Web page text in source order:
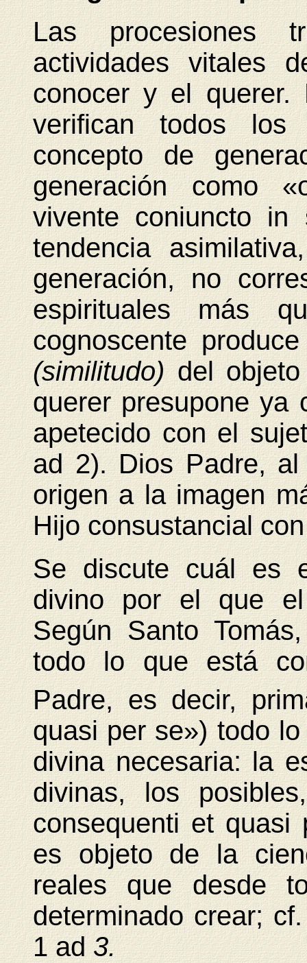
Las procesiones
actividades vitales
conocer y el
verifican todos los
concepto de
generación como
vivente coniuncto in
tendencia
generación, no
espirituales más
cognoscente
(similitudo)del
querer presupone ya
apetecido con el
ad 2). Dios Padre,
origen a la imagen
Hijo consustancial
Se discute cuál es
divino por el que
Según Santo
todo lo que está
Padre, es decir,
quasi per se») todo
divina necesaria: la
divinas, los
consequenti et quasi
es objeto de la
reales que desde
determinado crear;
1 ad 3.